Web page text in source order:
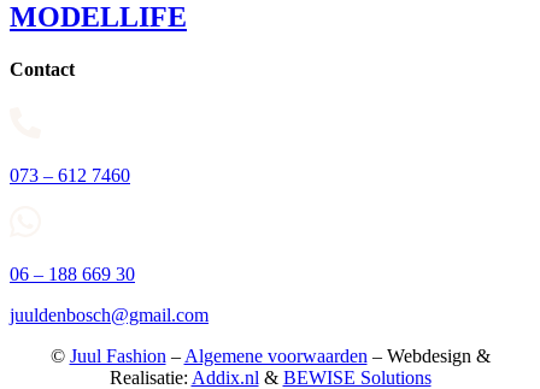
MODELLIFE
Contact
073 – 612 7460
06 – 188 669 30
juuldenbosch@gmail.com
© Juul Fashion – Algemene voorwaarden – Webdesign &
Realisatie: Addix.nl & BEWISE Solutions